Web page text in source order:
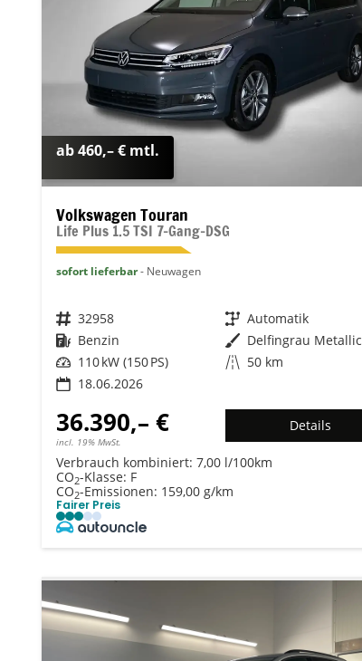
ab 460,– € mtl.
Volkswagen Touran
Life Plus 1.5 TSI 7-Gang-DSG
sofort lieferbar Neuwagen
Fahrzeugnr. 32958 Getriebe Automatik
Kraftstoff Benzin Außenfarbe Delfingrau Metallic
Leistung 110 kW (150 PS) Kilometerstand 50 km
18.06.2026
36.390,– €
incl. 19% MwSt.
Details
Verbrauch kombiniert: 7,00 l/100km
CO2-Klasse: F
CO2-Emissionen: 159,00 g/km
Fairer Preis